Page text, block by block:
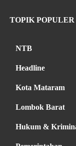
TOPIK POPULER
NTB
Headline
Kota Mataram
Lombok Barat
Hukum &